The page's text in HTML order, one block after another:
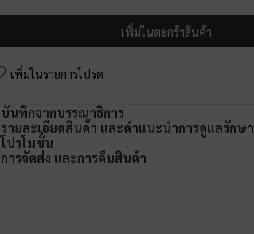
เพิ่มในตะกร้าสินค้า
เพิ่มในรายการโปรด
บันทึกจากบรรณาธิการ
รายละเอียดสินค้า และคำแนะนำการดูแลรักษา
โปรโมชั่น
การจัดส่ง และการคืนสินค้า